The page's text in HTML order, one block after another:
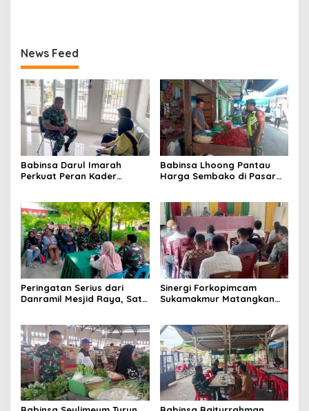
News Feed
Babinsa Darul Imarah
Perkuat Peran Kader
Anak
Babinsa Lhoong Pantau
Harga Sembako di Pasar
Peringatan Serius dari
Danramil Mesjid Raya, Satu
Satuan
Sinergi Forkopimcam
Sukamakmur Matangkan
Jadi Kunci Sukses